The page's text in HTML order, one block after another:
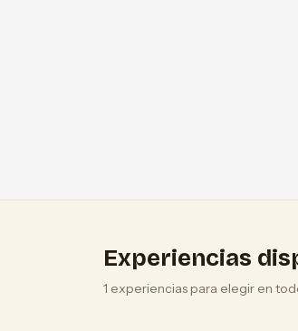
Experiencias
1 experiencias para elegir en